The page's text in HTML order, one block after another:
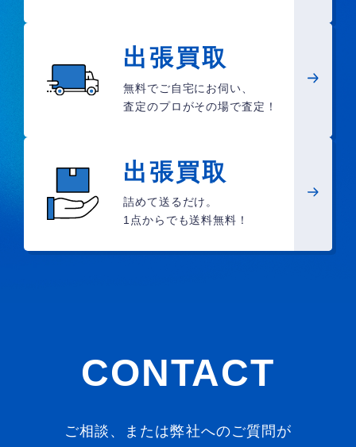
出張買取
無料でご自宅にお伺い、
査定のプロがその場で査定！
出張買取
詰めて送るだけ。
1点からでも送料無料！
CONTACT
ご相談、または弊社へのご質問が